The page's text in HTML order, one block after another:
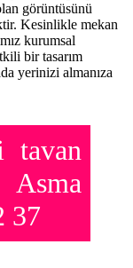
görüntüsünü
Kesinlikle mekan
kurumsal
bir tasarım
yerinizi almanıza
tavan
37